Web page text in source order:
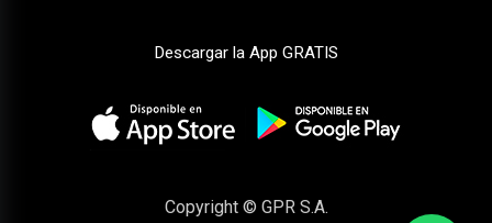
Descargar la App GRATIS
Copyright © GPR S.A.